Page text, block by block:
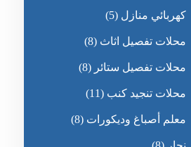
كهربائي منازل (5)
محلات تفصيل اثاث (8)
محلات تفصيل ستائر (8)
محلات تنجيد كنب (11)
معلم أصباغ وديكورات (8)